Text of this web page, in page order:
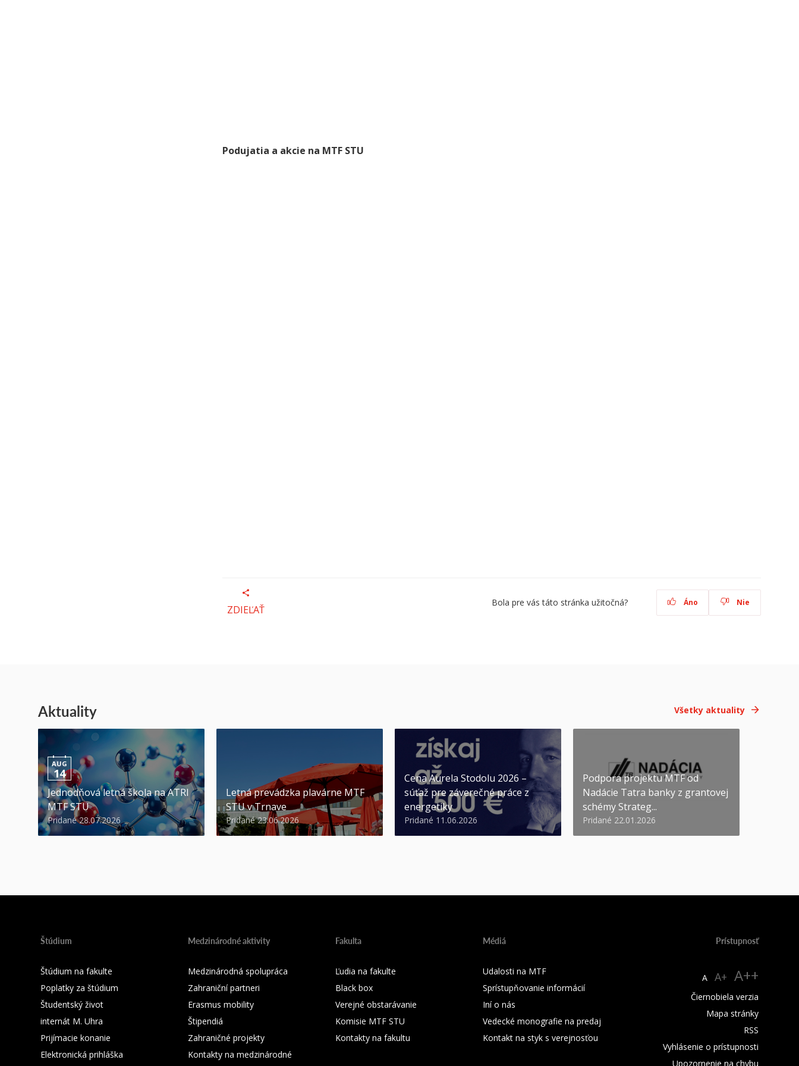
Podujatia a akcie na MTF STU
ZDIEĽAŤ
Bola pre vás táto stránka užitočná? Áno Nie
Aktuality Všetky aktuality
AUG
14
Jednodňová letná škola na ATRI
MTF STU
Pridané 28.07.2026
Letná prevádzka plavárne MTF
STU v Trnave
Pridané 23.06.2026
Cena Aurela Stodolu 2026 –
súťaž pre záverečné práce z
energetiky
Pridané 11.06.2026
Podpora projektu MTF od
Nadácie Tatra banky z grantovej
schémy Strateg...
Pridané 22.01.2026
Štúdium
Štúdium na fakulte
Poplatky za štúdium
Študentský život
internát M. Uhra
Prijímacie konanie
Elektronická prihláška
Medzinárodné aktivity
Medzinárodná spolupráca
Zahraniční partneri
Erasmus mobility
Štipendiá
Zahraničné projekty
Kontakty na medzinárodné
Fakulta
Ľudia na fakulte
Black box
Verejné obstarávanie
Komisie MTF STU
Kontakty na fakultu
Médiá
Udalosti na MTF
Sprístupňovanie informácií
Iní o nás
Vedecké monografie na predaj
Kontakt na styk s verejnosťou
Prístupnosť
A A+ A++
Čiernobiela verzia
Mapa stránky
RSS
Vyhlásenie o prístupnosti
Upozornenie na chybu